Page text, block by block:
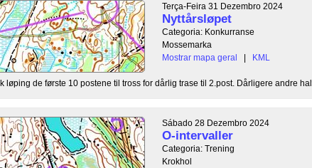
Terça-Feira 31 Dezembro 2024
Nyttårsløpet
Categoria: Konkurranse
Mossemarka
Mostrar mapa geral
| KML
løping de første 10 postene til tross for dårlig trase til 2.post. Dårligere andre
Sábado 28 Dezembro 2024
O-intervaller
Categoria: Trening
Krokhol